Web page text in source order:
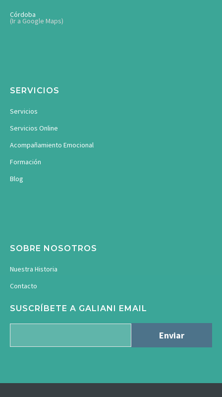
Córdoba
(Ir a Google Maps)
SERVICIOS
Servicios
Servicios Online
Acompañamiento Emocional
Formación
Blog
SOBRE NOSOTROS
Nuestra Historia
Contacto
SUSCRÍBETE A GALIANI EMAIL